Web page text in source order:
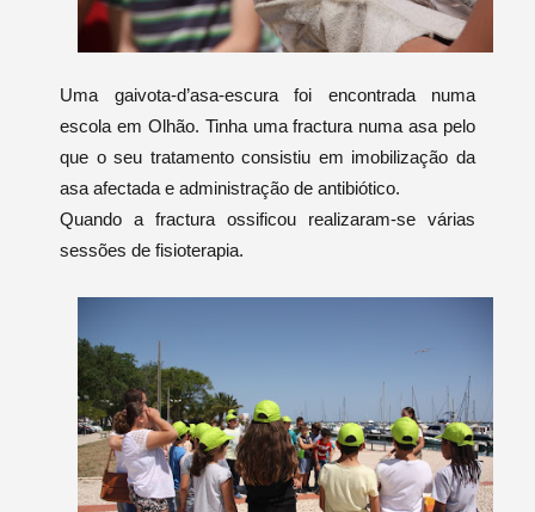
Uma gaivota-d’asa-escura foi encontrada numa
escola em Olhão. Tinha uma fractura numa asa pelo
que o seu tratamento consistiu em imobilização da
asa afectada e administração de antibiótico.
Quando a fractura ossificou realizaram-se várias
sessões de fisioterapia.